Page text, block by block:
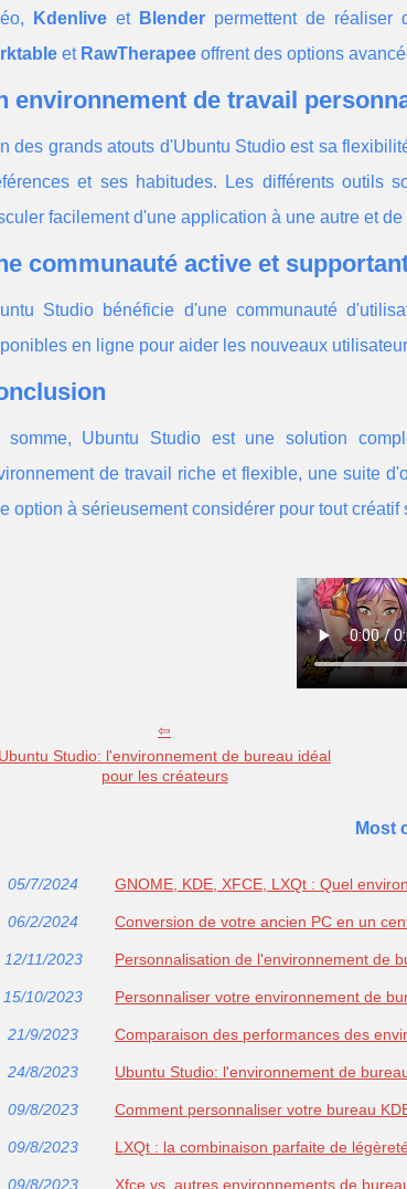
Kdenlive et Blender permettent de réaliser
et RawTherapee offrent des options
environnement de travail
des grands atouts d'Ubuntu Studio est sa
et ses habitudes. Les différents outils
facilement d'une application à une autre et
communauté active et
Studio bénéficie d'une communauté
en ligne pour aider les nouveaux
somme, Ubuntu Studio est une solution
de travail riche et flexible, une suite
option à sérieusement considérer pour tout
Ubuntu Studio: l'environnement de bureau idéal
pour les créateurs
Most
05/7/2024 GNOME, KDE, XFCE, LXQt : Quel
06/2/2024 Conversion de votre ancien PC en un
12/11/2023 Personnalisation de l'environnement de
15/10/2023 Personnaliser votre environnement de
21/9/2023 Comparaison des performances des
24/8/2023 Ubuntu Studio: l'environnement de
09/8/2023 Comment personnaliser votre bureau
09/8/2023 LXQt : la combinaison parfaite de
09/8/2023 Xfce vs. autres environnements de